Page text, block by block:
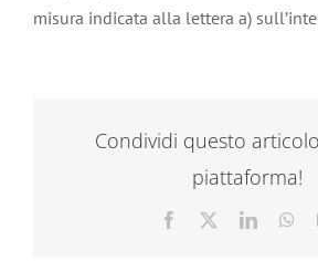
misura indicata alla lettera a)
Condividi questo
piattaforma!
Facebook